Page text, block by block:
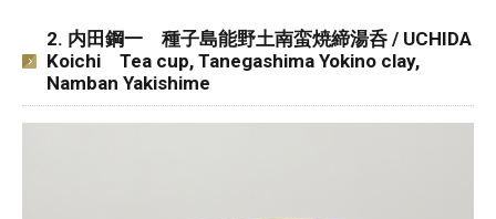
2. 内田鋼一 種子島能野土南蛮焼締湯呑 / UCHIDA
Koichi Tea cup, Tanegashima Yokino clay,
Namban Yakishime